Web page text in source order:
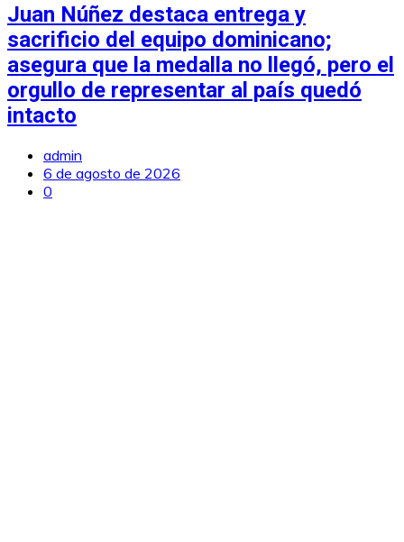
Juan Núñez destaca entrega y
sacrificio del equipo dominicano;
asegura que la medalla no llegó, pero el
orgullo de representar al país quedó
intacto
admin
6 de agosto de 2026
0